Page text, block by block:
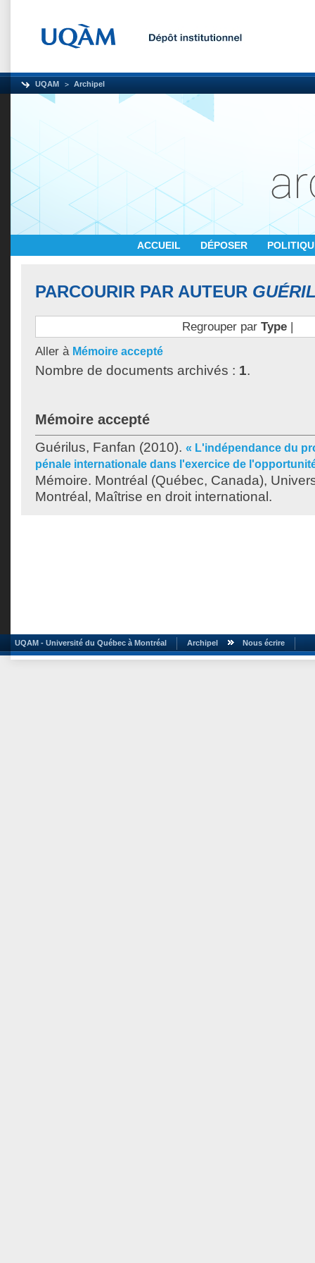
UQAM Archipel
ACCUEIL DÉPOSER
PARCOURIR PAR AUTEUR
Regrouper par Type|
Aller à Mémoire accepté
Nombre de documents archivés : 1.
Mémoire accepté
Guérilus, Fanfan (2010). « L'indépendance du
pénale internationale dans l'exercice de
Mémoire. Montréal (Québec, Canada),
Montréal, Maîtrise en droit international.
UQAM - Université du Québec à Montréal Archipel Nous écrire